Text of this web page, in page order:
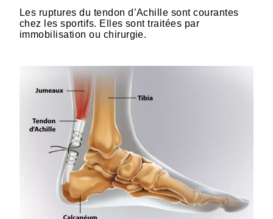
Les ruptures du tendon d’Achille sont courantes
chez les sportifs. Elles sont traitées par
immobilisation ou chirurgie.